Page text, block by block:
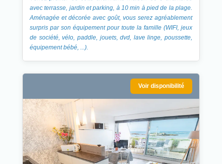
avec terrasse, jardin et parking, à 10 min à pied de la plage.
Aménagée et décorée avec goût, vous serez agréablement
surpris par son équipement pour toute la famille (WIFI, jeux
de société, vélo, paddle, jouets, dvd, lave linge, poussette,
équipement bébé, ...).
Voir disponibilité